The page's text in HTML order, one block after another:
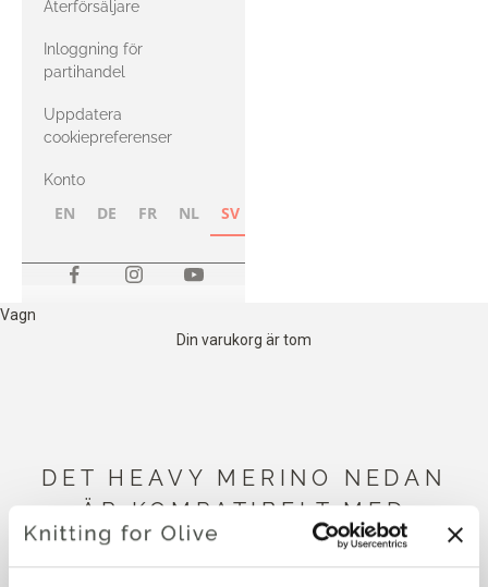
med Heavy
Merino
Återförsäljare
Inloggning för
partihandel
Uppdatera
cookiepreferenser
Konto
EN DE FR NL SV
Vagn
Din varukorg är tom
DET HEAVY MERINO NEDAN
ÄR KOMPATIBELT MED
DETTA SOFT SILK MOHAIR